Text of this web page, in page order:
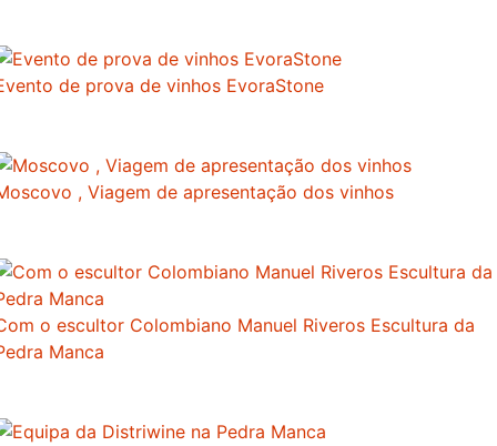
de prova de vinhos EvoraStone
, Viagem de apresentação dos vinhos
o escultor Colombiano Manuel Riveros Escultura da
Manca